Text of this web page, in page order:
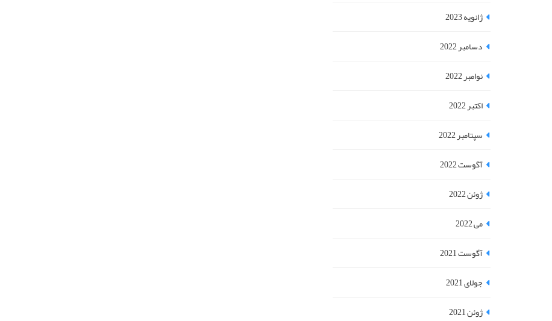
ژانویه 2023
دسامبر 2022
نوامبر 2022
اکتبر 2022
سپتامبر 2022
آگوست 2022
ژوئن 2022
می 2022
آگوست 2021
جولای 2021
ژوئن 2021